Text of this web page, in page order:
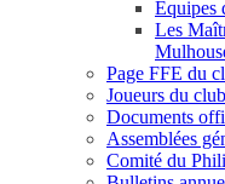
Equipes
Les
Page FFE du
Joueurs du club
Documents
Assemblées
Comité du